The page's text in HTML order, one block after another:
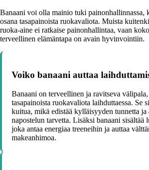
Banaani voi olla mainio tuki painonhallinnassa,
osana tasapainoista ruokavaliota. Muista
ruoka-aine ei ratkaise painonhallintaa, vaan
terveellinen elämäntapa on avain hyvinvointiin.
Voiko banaani auttaa
Banaani on terveellinen ja ravitseva
tasapainoista ruokavaliota laihduttaessa. Se
kuitua, mikä edistää kylläisyyden tunnetta ja
napostelun tarvetta. Lisäksi banaani sisältää
joka antaa energiaa treeneihin ja auttaa
makeanhimoa.